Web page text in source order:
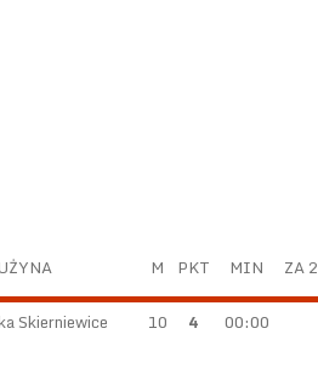
M PKT MIN ZA 2
Skierniewice 10 4 00:00